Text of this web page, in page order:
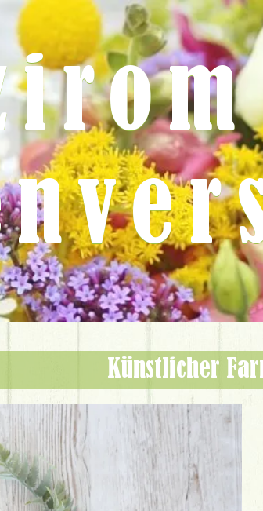
Künstlicher